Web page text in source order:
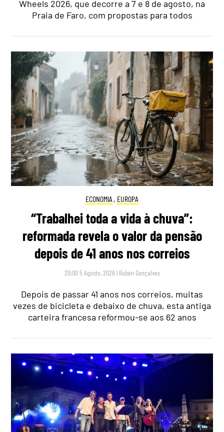
Wheels 2026, que decorre a 7 e 8 de agosto, na
Praia de Faro, com propostas para todos
ECONOMIA , EUROPA
“Trabalhei toda a vida à chuva”:
reformada revela o valor da pensão
depois de 41 anos nos correios
20:00 5 Agosto, 2026 | Rubén Gonçalves
Depois de passar 41 anos nos correios, muitas
vezes de bicicleta e debaixo de chuva, esta antiga
carteira francesa reformou-se aos 62 anos